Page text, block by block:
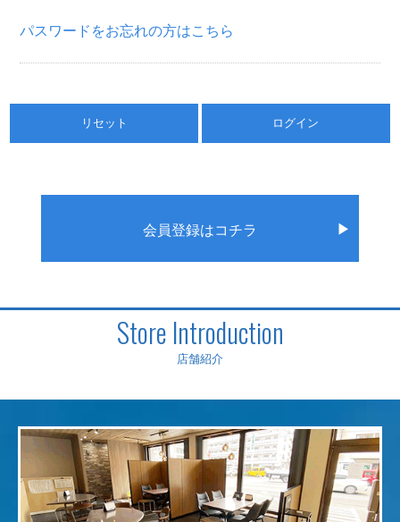
パスワードをお忘れの方はこちら
リセット ログイン
会員登録はコチラ ▶
Store Introduction
店舗紹介